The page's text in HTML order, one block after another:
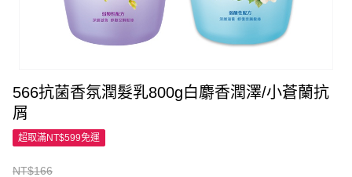
566抗菌香氛潤髮乳800g白麝香潤澤/小蒼蘭抗
屑
超取滿NT$599免運
NT$166